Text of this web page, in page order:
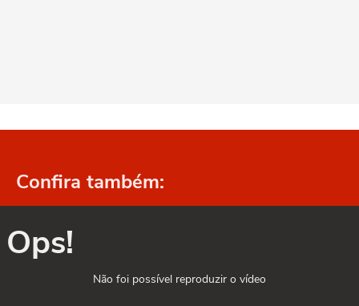
Confira também:
Ops!
Não foi possível reproduzir o vídeo